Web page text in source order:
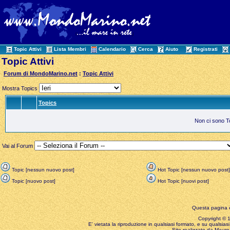
Topic Attivi Lista Membri Calendario Cerca Aiuto Registrati
Topic Attivi
Forum di MondoMarino.net :Topic Attivi
Mostra Topics
Topics
Non ci sono
Vai al Forum
Topic [nessun nuovo post]
Hot Topic [nessun nuovo post]
Topic [nuovo post]
Hot Topic [nuovi post]
Questa pagina
Copyright ©
E' vietata la riproduzione in qualsiasi formato, e su